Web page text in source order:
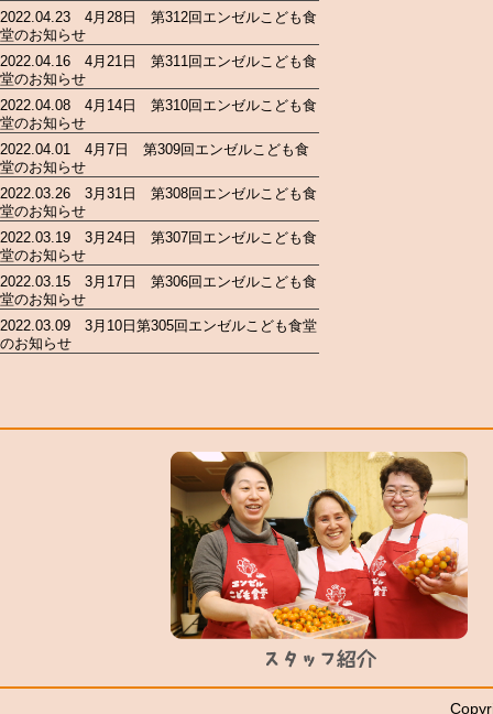
2022.04.23 4月28日 第312回エンゼルこども食
堂のお知らせ
2022.04.16 4月21日 第311回エンゼルこども食
堂のお知らせ
2022.04.08 4月14日 第310回エンゼルこども食
堂のお知らせ
2022.04.01 4月7日 第309回エンゼルこども食
堂のお知らせ
2022.03.26 3月31日 第308回エンゼルこども食
堂のお知らせ
2022.03.19 3月24日 第307回エンゼルこども食
堂のお知らせ
2022.03.15 3月17日 第306回エンゼルこども食
堂のお知らせ
2022.03.09 3月10日第305回エンゼルこども食堂
のお知らせ